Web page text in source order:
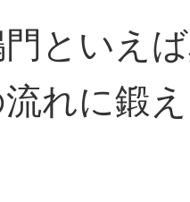
といえ
れに鍛